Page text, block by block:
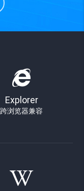
Explorer
跨浏览器兼容